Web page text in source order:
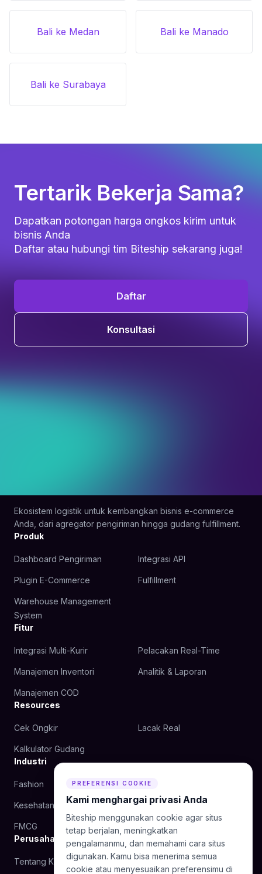
Bali ke Medan Bali ke Manado
Bali ke Surabaya
Tertarik Bekerja Sama?
Dapatkan potongan harga ongkos kirim untuk
bisnis Anda
Daftar atau hubungi tim Biteship sekarang juga!
Daftar
Konsultasi
Ekosistem logistik untuk kembangkan bisnis e-commerce
Anda, dari agregator pengiriman hingga gudang fulfillment.
Produk
Dashboard Pengiriman Integrasi API
Plugin E-Commerce Fulfillment
Warehouse Management
System
Fitur
Integrasi Multi-Kurir Pelacakan Real-Time
Manajemen Inventori Analitik & Laporan
Manajemen COD
Resources
Cek Ongkir Lacak Real
Kalkulator Gudang
Industri
Fashion Kecantikan
Kesehatan Makanan
FMCG
Perusahaan
Tentang Kami Blog
PREFERENSI COOKIE
Kami menghargai privasi Anda
Biteship menggunakan cookie agar situs
tetap berjalan, meningkatkan
pengalamanmu, dan memahami cara situs
digunakan. Kamu bisa menerima semua
cookie atau menyesuaikan preferensimu di